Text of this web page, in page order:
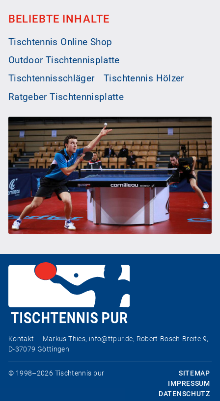
BELIEBTE INHALTE
Tischtennis Online Shop
Outdoor Tischtennisplatte
Tischtennisschläger
Tischtennis Hölzer
Ratgeber Tischtennisplatte
Kontakt Markus Thies, info@ttpur.de, Robert-Bosch-Breite 9,
D-37079 Göttingen
© 1998–2026 Tischtennis pur
SITEMAP
IMPRESSUM
DATENSCHUTZ